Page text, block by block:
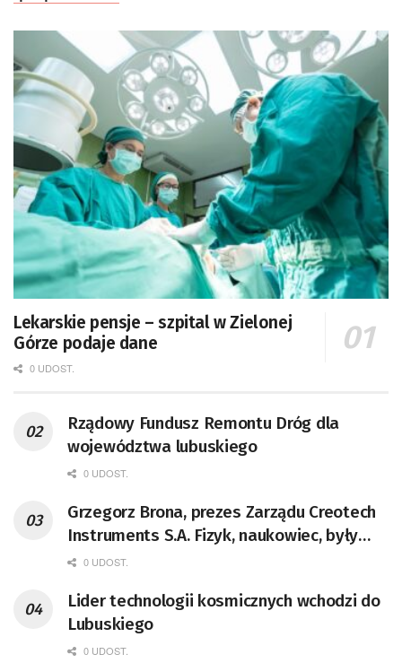
Lekarskie pensje – szpital w Zielonej
Górze podaje dane
0 UDOST.
Rządowy Fundusz Remontu Dróg dla
województwa lubuskiego
0 UDOST.
Grzegorz Brona, prezes Zarządu Creotech
Instruments S.A. Fizyk, naukowiec, były
pracownik CERN w Genewie,
doktor habilitowany nauk fizycznych,
koordynator Rady Sektorowej ds.
Kompetencji Przemysłu Lotniczo-
0 UDOST.
Lider technologii kosmicznych wchodzi do
Lubuskiego
0 UDOST.